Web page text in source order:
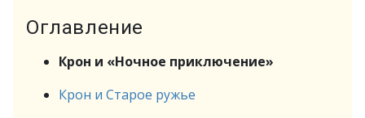
Оглавление
Крон и «Ночное приключение»
Крон и Старое ружье